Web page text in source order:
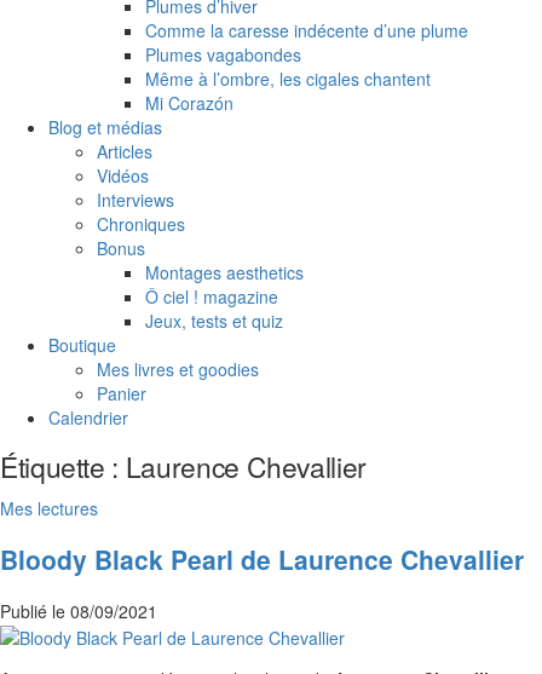
Plumes d’hiver
Comme la caresse indécente d’une plume
Plumes vagabondes
Même à l’ombre, les cigales chantent
Mi Corazón
Blog et médias
Articles
Vidéos
Interviews
Chroniques
Bonus
Montages aesthetics
Ô ciel ! magazine
Jeux, tests et quiz
Boutique
Mes livres et goodies
Panier
Calendrier
Étiquette : Laurence Chevallier
Mes lectures
Bloody Black Pearl de Laurence Chevallier
Publié le 08/09/2021